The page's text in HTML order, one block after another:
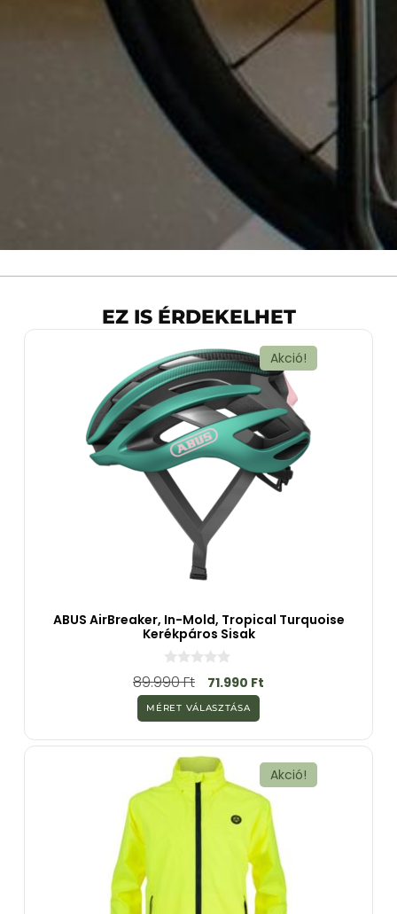
EZ IS ÉRDEKELHET
Akció!
ABUS AirBreaker, In-Mold, Tropical Turquoise
Kerékpáros Sisak
0
a
5
-
b
ő
89.990Ft 71.990 Ft
MÉRET VÁLASZTÁSA
Akció!